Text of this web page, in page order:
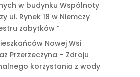
w budynku Wspólnoty
ul. Rynek 18 w Niemczy
zabytków ”
Nowej Wsi
Przerzeczyna – Zdroju
korzystania z wody